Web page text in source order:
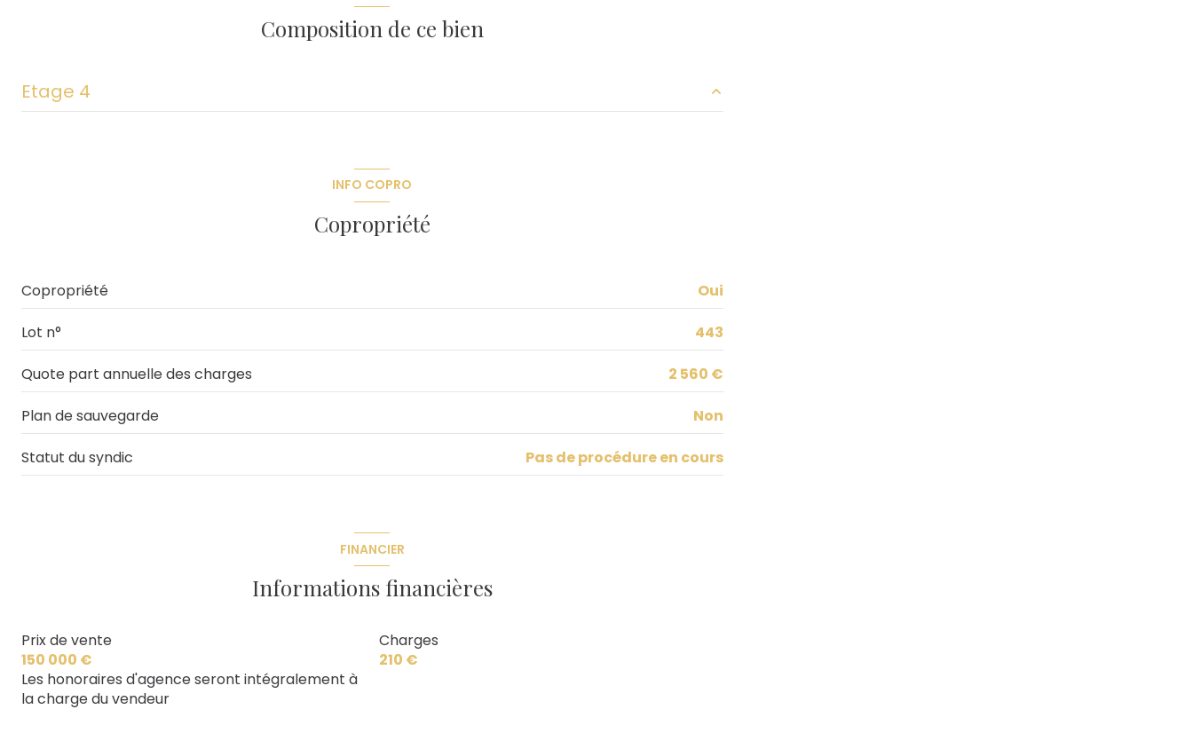
terrasse interphone
Composition de ce bien
Etage 4
INFO COPRO
Copropriété
Copropriété Oui
Lot n° 443
Quote part annuelle des charges 2 560 €
Plan de sauvegarde Non
Statut du syndic Pas de procédure en cours
FINANCIER
Informations financières
Prix de vente
150 000 €
Les honoraires d'agence seront intégralement à
la charge du vendeur
Charges
210 €